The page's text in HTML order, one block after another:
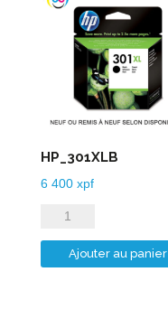
HP_301XLB
6 400 xpf
quantité
de
HP_301XLB
Ajouter au panier